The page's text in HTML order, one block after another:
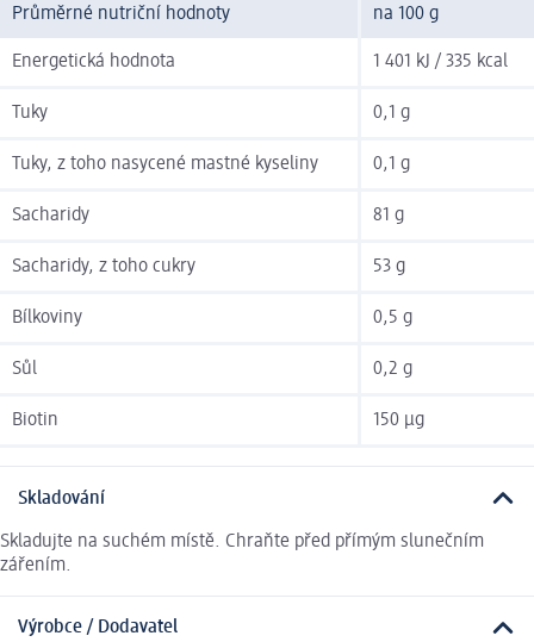
Průměrné nutriční hodnoty na 100 g
Energetická hodnota 1 401 kJ / 335 kcal
Tuky 0,1 g
Tuky, z toho nasycené mastné kyseliny 0,1 g
Sacharidy 81 g
Sacharidy, z toho cukry 53 g
Bílkoviny 0,5 g
Sůl 0,2 g
Biotin 150 µg
Skladování
Skladujte na suchém místě. Chraňte před přímým slunečním
zářením.
Výrobce / Dodavatel